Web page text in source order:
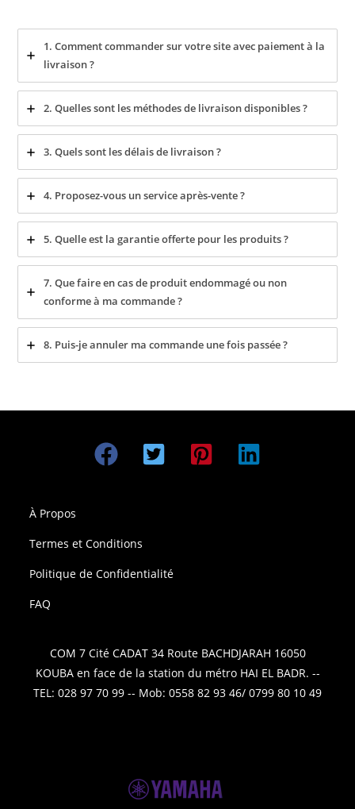
1. Comment commander sur votre site avec paiement à la
livraison ?
2. Quelles sont les méthodes de livraison disponibles ?
3. Quels sont les délais de livraison ?
4. Proposez-vous un service après-vente ?
5. Quelle est la garantie offerte pour les produits ?
7. Que faire en cas de produit endommagé ou non
conforme à ma commande ?
8. Puis-je annuler ma commande une fois passée ?
À Propos
Termes et Conditions
Politique de Confidentialité
FAQ
COM 7 Cité CADAT 34 Route BACHDJARAH 16050
KOUBA en face de la station du métro HAI EL BADR. --
TEL: 028 97 70 99 -- Mob: 0558 82 93 46/ 0799 80 10 49